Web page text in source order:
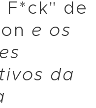
F*ck" de
e os
da